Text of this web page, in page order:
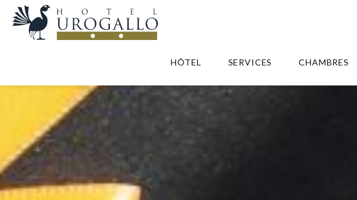
HÔTEL SERVICES CHAMBRES
OFFREZ
Chèque